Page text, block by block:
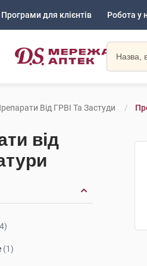
Програми для клієнтів Робота у
Від ГРВІ Та Застуди
від
(1)